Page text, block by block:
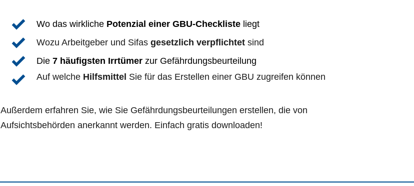
Wo das wirkliche Potenzial einer GBU-Checkliste liegt
Wozu Arbeitgeber und Sifas gesetzlich verpflichtet sind
Die 7 häufigsten Irrtümer zur Gefährdungsbeurteilung
Auf welche Hilfsmittel Sie für das Erstellen einer GBU zugreifen können
Außerdem erfahren Sie, wie Sie Gefährdungsbeurteilungen erstellen, die von
Aufsichtsbehörden anerkannt werden. Einfach gratis downloaden!